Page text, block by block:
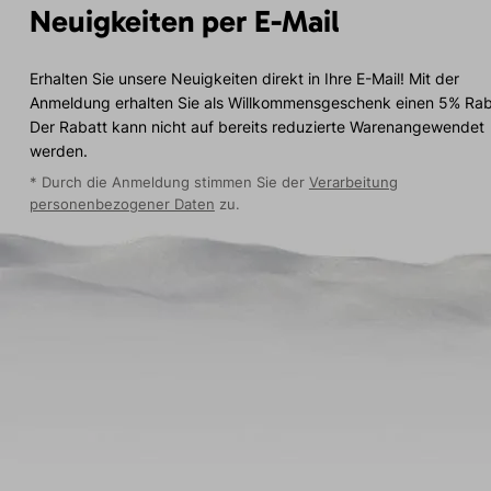
Neuigkeiten per E-Mail
Erhalten Sie unsere Neuigkeiten direkt in Ihre E-Mail! Mit der
Anmeldung erhalten Sie als Willkommensgeschenk einen 5%
Der Rabatt kann nicht auf bereits reduzierte Warenangewendet
werden.
* Durch die Anmeldung stimmen Sie der Verarbeitung
personenbezogener Daten zu.